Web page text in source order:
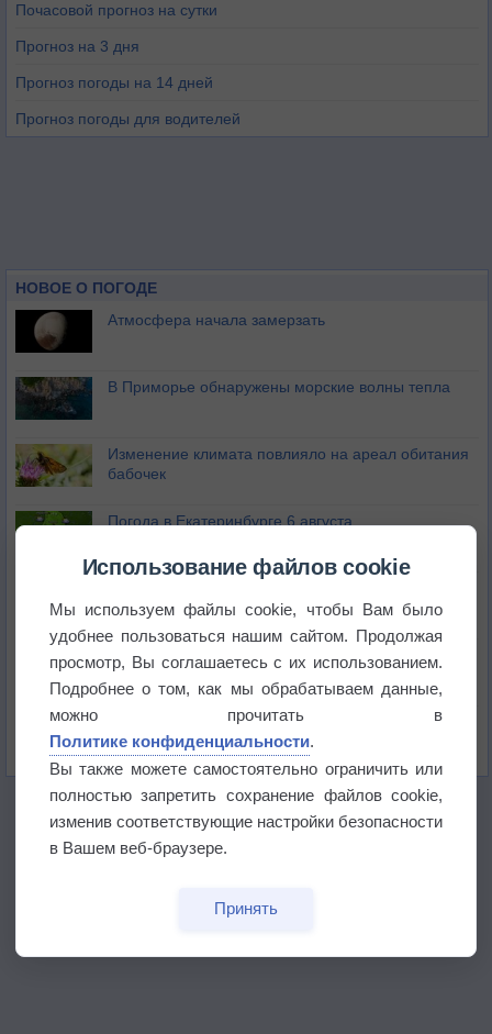
Почасовой прогноз на сутки
Прогноз на 3 дня
Прогноз погоды на 14 дней
Прогноз погоды для водителей
НОВОЕ О ПОГОДЕ
Атмосфера начала замерзать
В Приморье обнаружены морские волны тепла
Изменение климата повлияло на ареал обитания
бабочек
Погода в Екатеринбурге 6 августа
Погода в Санкт-Петербурге 6 августа
Погода в Москве 6 августа
Использование файлов cookie
Мы используем файлы cookie, чтобы Вам было
удобнее пользоваться нашим сайтом. Продолжая
просмотр, Вы соглашаетесь с их использованием.
Подробнее о том, как мы обрабатываем данные,
можно прочитать в
Политике конфиденциальности.
Вы также можете самостоятельно ограничить или
полностью запретить сохранение файлов cookie,
изменив соответствующие настройки безопасности
в Вашем веб-браузере.
Принять